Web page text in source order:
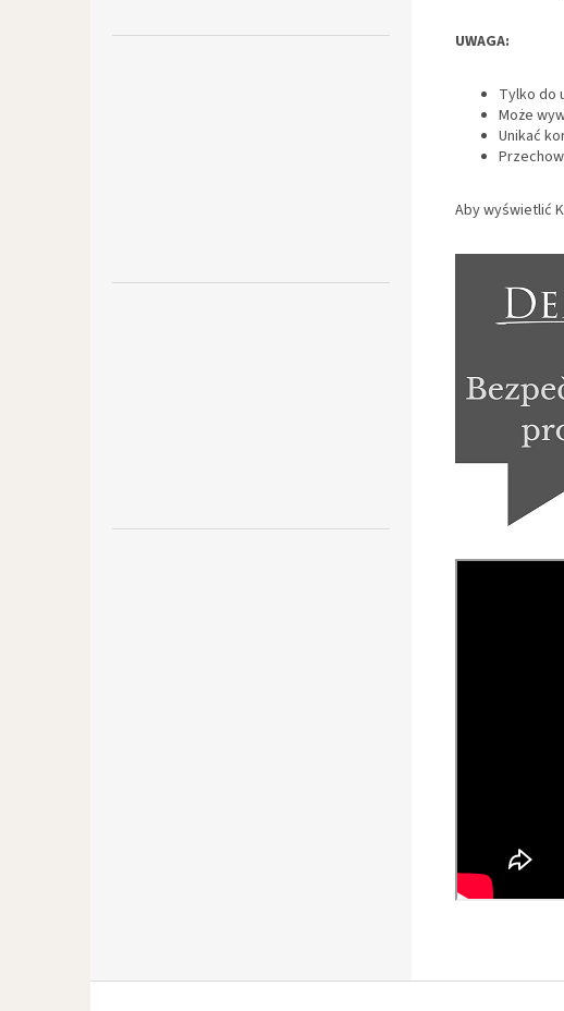
UWAGA:
Tylko do
Może
Unikać
Aby wyświetlić